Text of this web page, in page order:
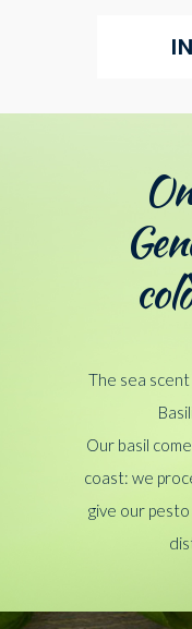
The sea
Our basil
coast: we
give our